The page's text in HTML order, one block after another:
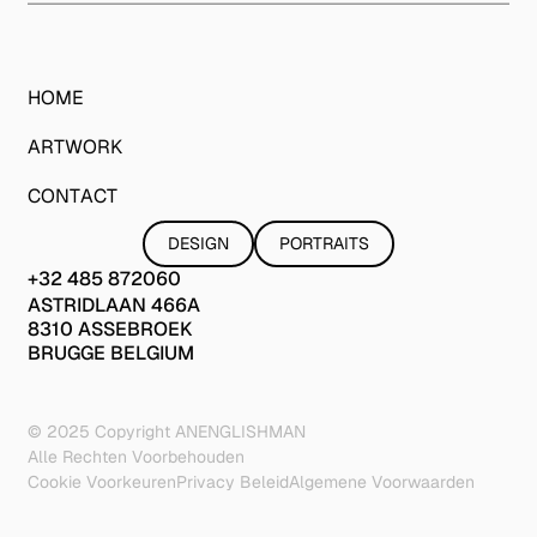
+32 485 872060
+32 485 872060
Astridlaan 466A
8310 Assebroek
Brugge Belgium
ASTRIDLAAN 466A
8310 ASSEBROEK
BRUGGE BELGIUM
HOME
ARTWORK
CONTACT
DESIGN
DESIGN
PORTRAITS
PORTRAITS
© 2025 Copyright ANENGLISHMAN
Alle Rechten Voorbehouden
Cookie VoorkeurenPrivacy BeleidAlgemene Voorwaarden